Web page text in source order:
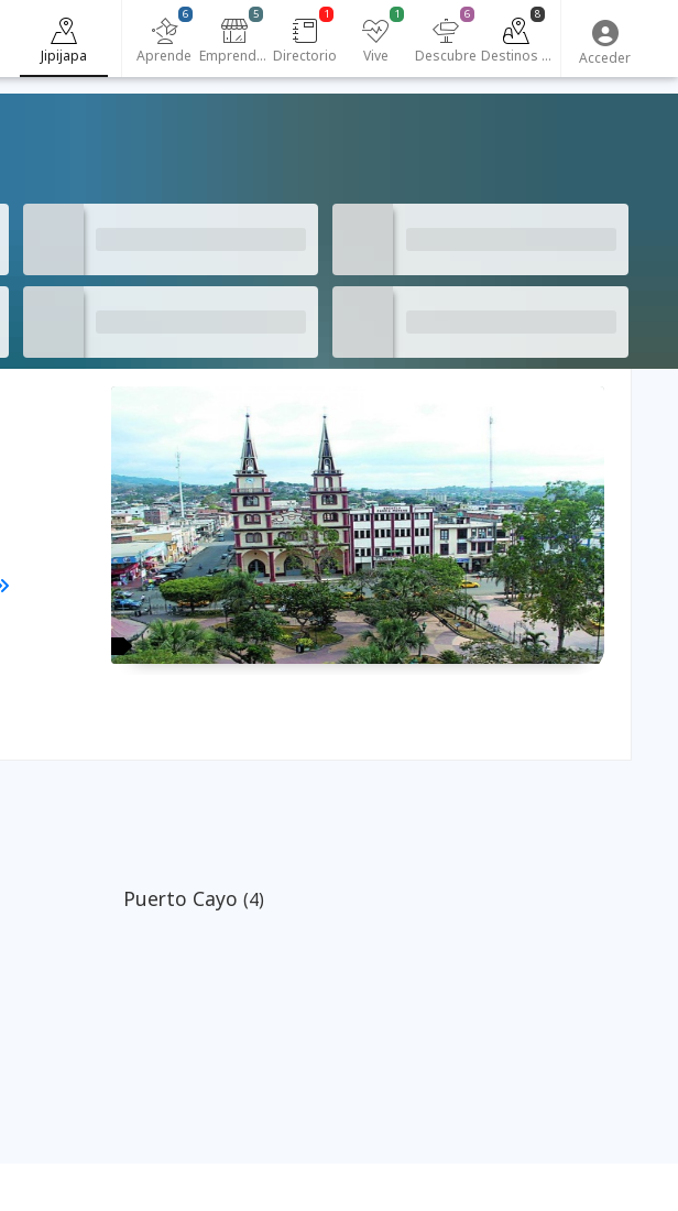
Jipijapa Aprende
6
Emprendedores
5
Directorio
1
Vive
1
Descubre
6
Destinos turísticos
8
Acceder
Puerto Cayo(4)